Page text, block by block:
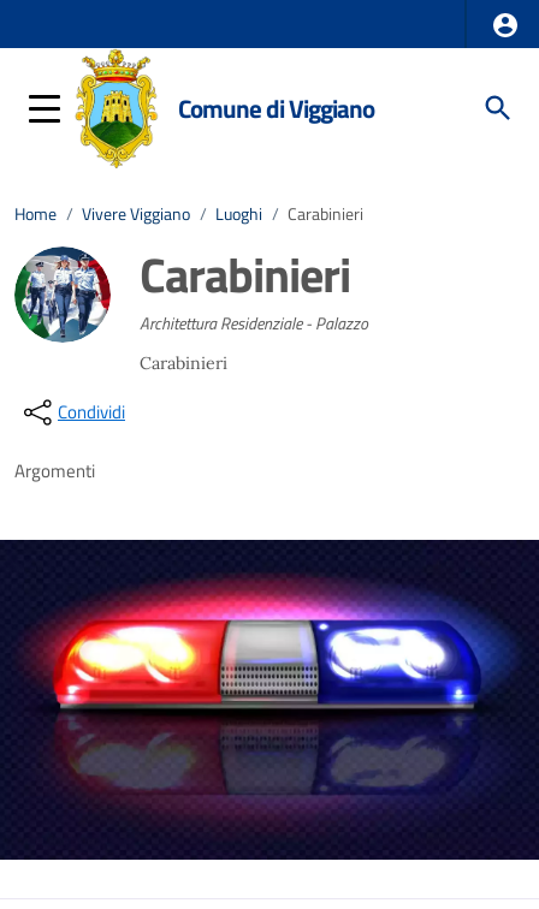
Comune di Viggiano
Home / Vivere Viggiano / Luoghi / Carabinieri
Carabinieri
Architettura Residenziale - Palazzo
Carabinieri
Condividi
Argomenti